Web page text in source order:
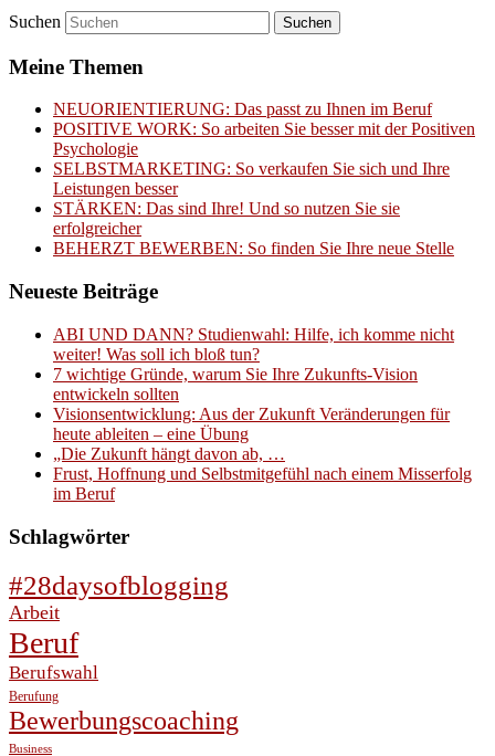
Suchen
Meine Themen
NEUORIENTIERUNG: Das passt zu Ihnen im Beruf
POSITIVE WORK: So arbeiten Sie besser mit der Positiven
Psychologie
SELBSTMARKETING: So verkaufen Sie sich und Ihre
Leistungen besser
STÄRKEN: Das sind Ihre! Und so nutzen Sie sie
erfolgreicher
BEHERZT BEWERBEN: So finden Sie Ihre neue Stelle
Neueste Beiträge
ABI UND DANN? Studienwahl: Hilfe, ich komme nicht
weiter! Was soll ich bloß tun?
7 wichtige Gründe, warum Sie Ihre Zukunfts-Vision
entwickeln sollten
Visionsentwicklung: Aus der Zukunft Veränderungen für
heute ableiten – eine Übung
„Die Zukunft hängt davon ab, …
Frust, Hoffnung und Selbstmitgefühl nach einem Misserfolg
im Beruf
Schlagwörter
#28daysofblogging
Arbeit
Beruf
Berufswahl
Berufung
Bewerbungscoaching
Business